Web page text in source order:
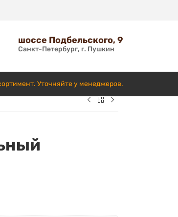
шоссе Подбельского, 9
Санкт-Петербург, г. Пушкин
Уточняйте у менеджеров.